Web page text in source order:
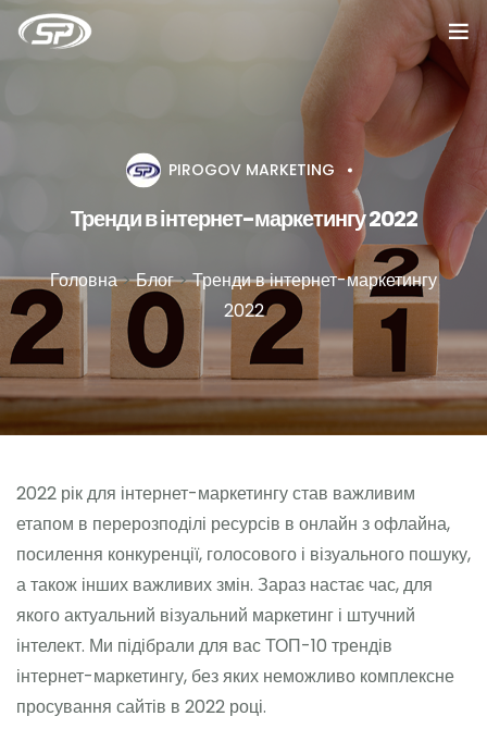
Про компанію
Блог
Вакансії
PIROGOV MARKETING
Тренди в інтернет-маркетингу 2022
Головна>Блог>Тренди в інтернет-маркетингу
2022
2022 рік для інтернет-маркетингу став важливим
етапом в перерозподілі ресурсів в онлайн з офлайна,
посилення конкуренції, голосового і візуального пошуку,
а також інших важливих змін. Зараз настає час, для
якого актуальний візуальний маркетинг і штучний
інтелект. Ми підібрали для вас ТОП-10 трендів
інтернет-маркетингу, без яких неможливо комплексне
просування сайтів в 2022 році.